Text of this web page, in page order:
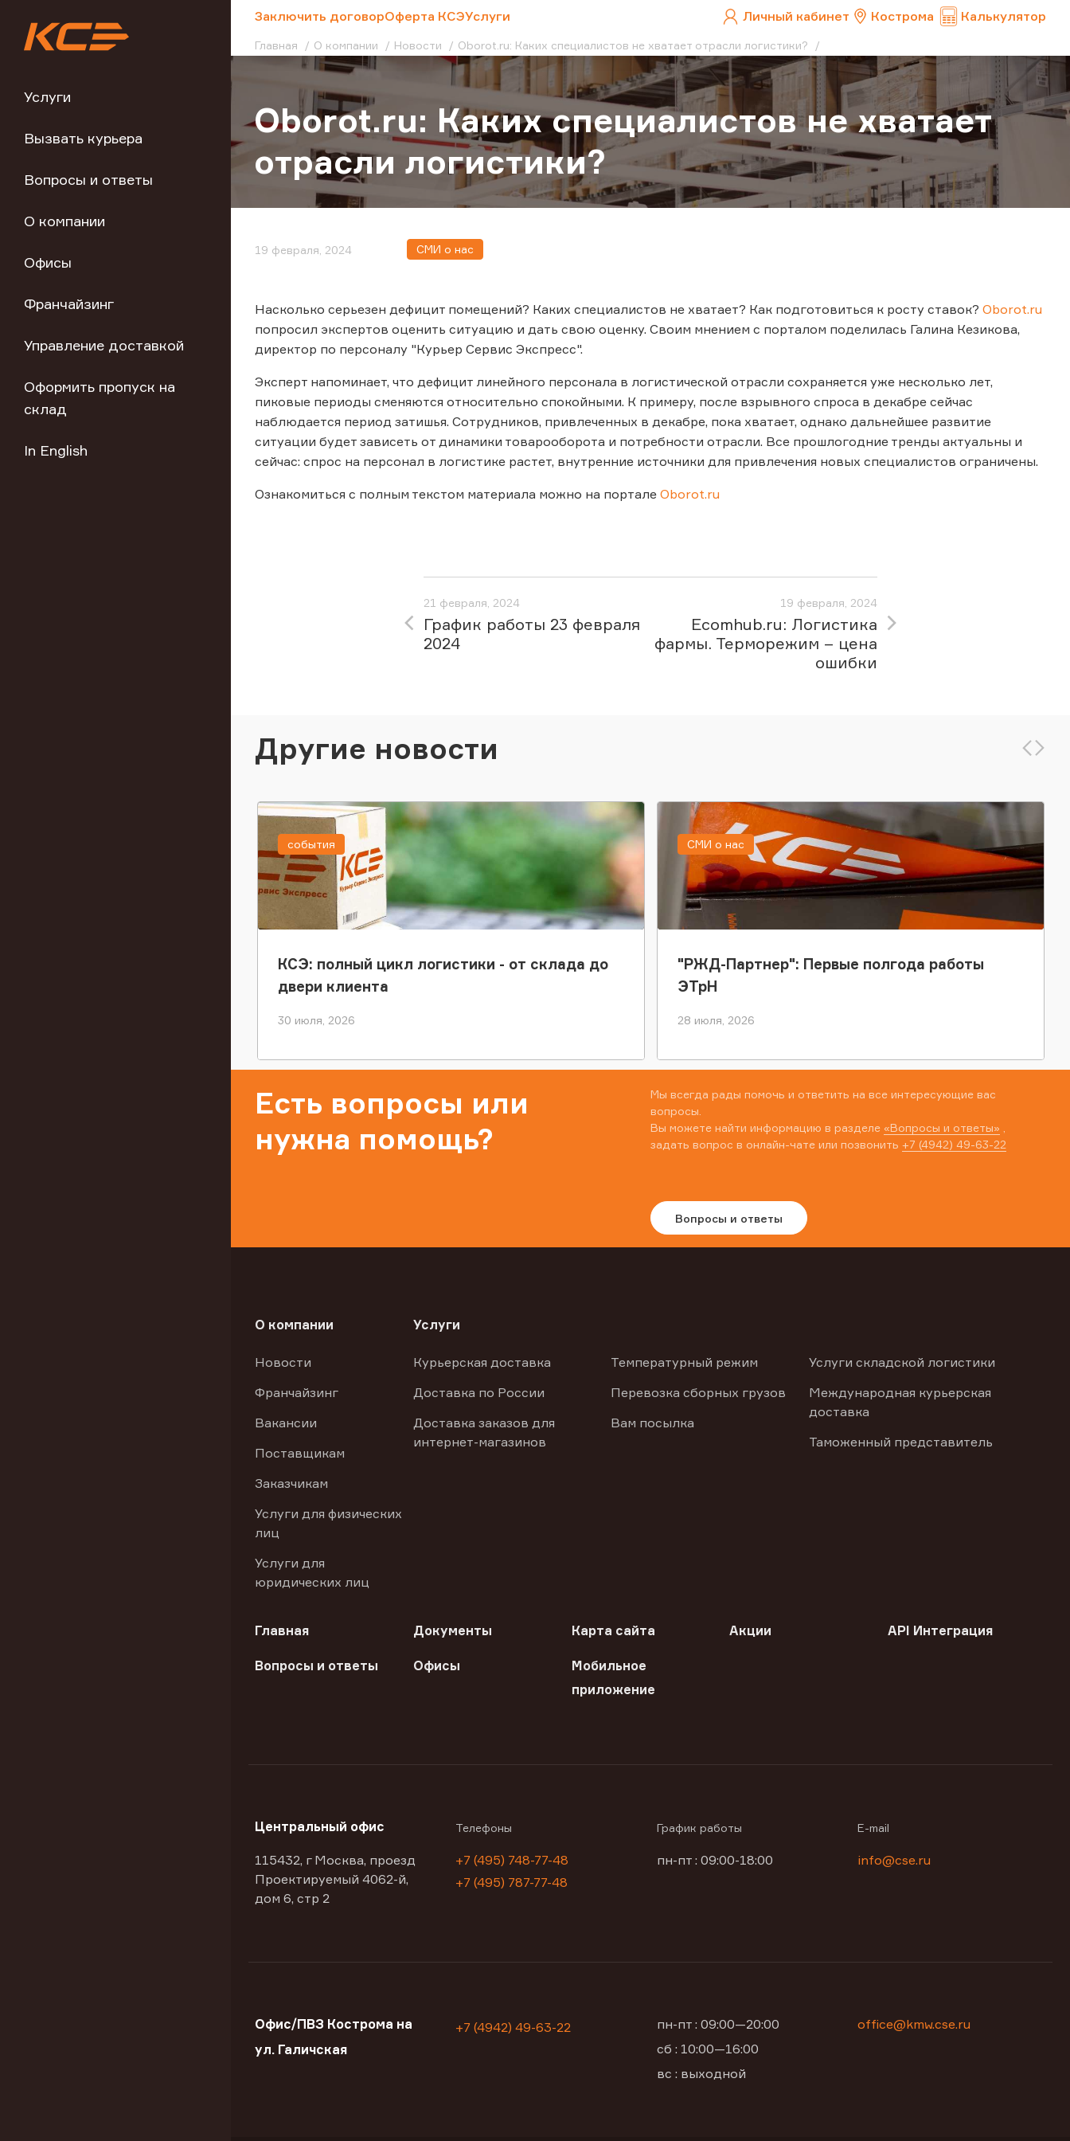
Услуги
Вызвать курьера
Вопросы и ответы
О компании
Офисы
Франчайзинг
Управление доставкой
Оформить пропуск на
склад
In English
Заключить договорОферта КСЭУслуги Личный кабинет Кострома Калькулятор
Главная О компании Новости Oborot.ru: Каких специалистов не хватает отрасли логистики?
Oborot.ru: Каких специалистов не хватает
отрасли логистики?
19 февраля, 2024 СМИ о нас
Насколько серьезен дефицит помещений? Каких специалистов не хватает? Как подготовиться к росту ставок? Oborot.ru
попросил экспертов оценить ситуацию и дать свою оценку. Своим мнением с порталом поделилась Галина Кезикова,
директор по персоналу "Курьер Сервис Экспресс".
Эксперт напоминает, что дефицит линейного персонала в логистической отрасли сохраняется уже несколько лет,
пиковые периоды сменяются относительно спокойными. К примеру, после взрывного спроса в декабре сейчас
наблюдается период затишья. Сотрудников, привлеченных в декабре, пока хватает, однако дальнейшее развитие
ситуации будет зависеть от динамики товарооборота и потребности отрасли. Все прошлогодние тренды актуальны и
сейчас: спрос на персонал в логистике растет, внутренние источники для привлечения новых специалистов ограничены.
Ознакомиться с полным текстом материала можно на портале Oborot.ru
21 февраля, 2024
График работы 23 февраля
2024
19 февраля, 2024
Ecomhub.ru: Логистика
фармы. Терморежим – цена
ошибки
Другие новости
КСЭ: полный цикл логистики - от склада до
двери клиента
30 июля, 2026
события
"РЖД-Партнер": Первые полгода работы
ЭТрН
28 июля, 2026
СМИ о нас
Есть вопросы или
нужна помощь?
Мы всегда рады помочь и ответить на все интересующие вас
вопросы.
Вы можете найти информацию в разделе «Вопросы и ответы»
задать вопрос в онлайн-чате или позвонить +7 (4942) 49-63-22
Вопросы и ответы
О компании
Новости
Франчайзинг
Вакансии
Поставщикам
Заказчикам
Услуги для физических
лиц
Услуги для
юридических лиц
Услуги
Курьерская доставка
Доставка по России
Доставка заказов для
интернет-магазинов
Температурный режим
Перевозка сборных грузов
Вам посылка
Услуги складской логистики
Международная курьерская
доставка
Таможенный представитель
Главная Документы Карта сайта Акции API Интеграция
Вопросы и ответы Офисы
Мобильное
приложение
Центральный офис
115432, г Москва, проезд
Проектируемый 4062-й,
дом 6, стр 2
Телефоны
+7 (495) 748-77-48
+7 (495) 787-77-48
График работы
пн-пт : 09:00-18:00
E-mail
info@cse.ru
Офис/ПВЗ Кострома на
ул. Галичская
+7 (4942) 49-63-22
пн-пт : 09:00—20:00
сб : 10:00—16:00
вс : выходной
office@kmw.cse.ru